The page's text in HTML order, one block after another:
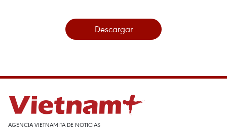
Descargar
AGENCIA VIETNAMITA DE NOTICIAS